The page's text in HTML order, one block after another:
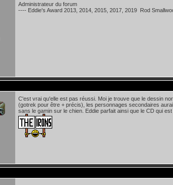
Administrateur du forum
---- Eddie's Award 2013, 2014, 2015, 2017, 2019 Rod
C'est vrai qu'elle est pas réussi. Moi je trouve que le dessin
(gotrek pour être + précis), les personnages secondaires
sans le gamin sur le chien. Eddie parfait ainsi que le CD qui est